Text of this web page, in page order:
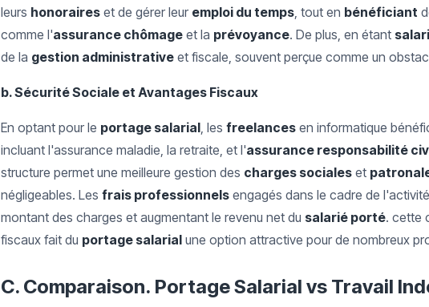
leurs honoraires et de gérer leur emploi du temps, tout en bénéficiant
comme l'assurance chômage et la prévoyance. De plus, en étant
de la gestion administrative et fiscale, souvent perçue comme un
b. Sécurité Sociale et Avantages Fiscaux
En optant pour le portage salarial, les freelances en informatique
incluant l'assurance maladie, la retraite, et l'assurance responsabilité
structure permet une meilleure gestion des charges sociales et
négligeables. Les frais professionnels engagés dans le cadre de
montant des charges et augmentant le revenu net du salarié porté. cette
fiscaux fait du portage salarial une option attractive pour de nombreux
C. Comparaison. Portage Salarial vs Travail